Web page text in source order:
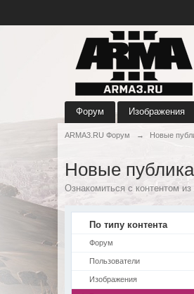
Форум Изображения
ARMA3.RU Форум → Новые
Новые
Ознакомиться с контентом
По типу контента
Форум
Пользователи
Изображения